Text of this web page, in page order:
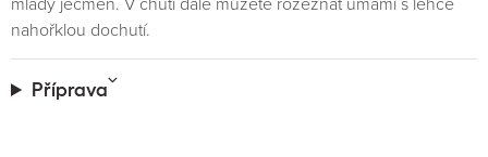
nahořklou dochutí.
Příprava